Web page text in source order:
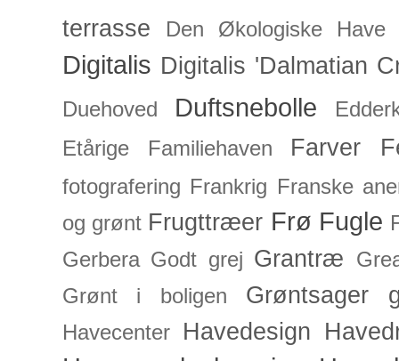
terrasse Den Økologiske Have
Digitalis Digitalis 'Dalmatian
Duehoved Duftsnebolle
Etårige
Familiehaven Farver
fotografering Frankrig
Franske
og grønt Frugttræer Frø Fugle
Gerbera Godt grej Grantræ
Grønt i boligen
Grøntsager
Havecenter Havedesign